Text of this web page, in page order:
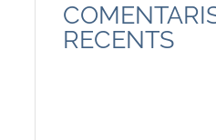
RECENTS